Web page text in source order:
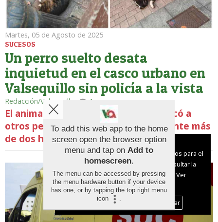
Martes, 05 de Agosto de 2025
SUCESOS
Un perro suelto desata
inquietud en el casco urbano en
Valsequillo sin policía a la vista
Redacción/Valsequillo 4
El animal mordió a una persona y atacó a
otros perros, generando pánico durante más
de dos horas entre los vecinos
To add this web app to the home
screen open the browser option
menu and tap on Add to
homescreen.
The menu can be accessed by pressing
the menu hardware button if your device
has one, or by tapping the top right menu
icon
.
Aviso sobre el Uso de cookies:
Utilizamos cookies nuestras y de terceros para el
funcionamiento del digital. Puedes consultar la
lista de cookies y como desconectarlas.
Ver
nuestra Política de Privacidad y Cookies
Aceptar Cookies
Personalizar